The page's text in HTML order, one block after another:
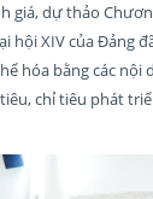
giá, dự thảo
hội XIV của Đảng
hóa bằng các nội
chỉ tiêu phát